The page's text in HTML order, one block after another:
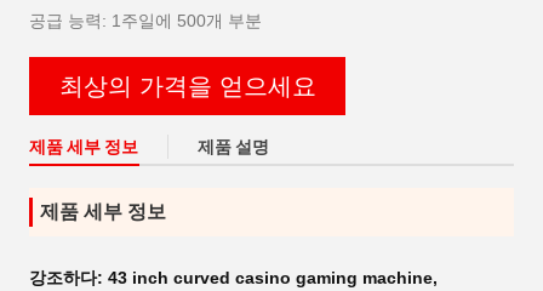
공급 능력: 1주일에 500개 부분
최상의 가격을 얻으세요
제품 세부 정보 제품 설명
제품 세부 정보
강조하다: 43 inch curved casino gaming machine,